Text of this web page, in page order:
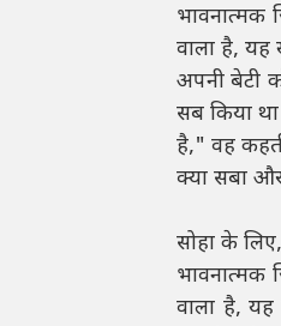
भावनात्मक
वाला है,
अपनी बेटी
सब किया
है," वह
क्या सबा
सोहा के
भावनात्मक
वाला है,